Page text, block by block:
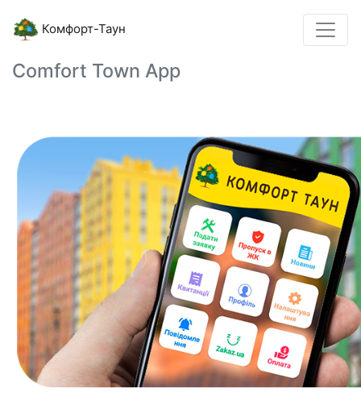
Комфорт-Таун
Comfort Town App